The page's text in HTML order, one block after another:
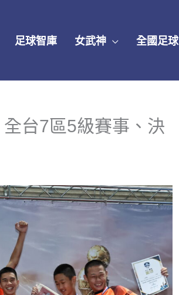
足球智庫 女武神 全國足球
台7區5級賽事、決